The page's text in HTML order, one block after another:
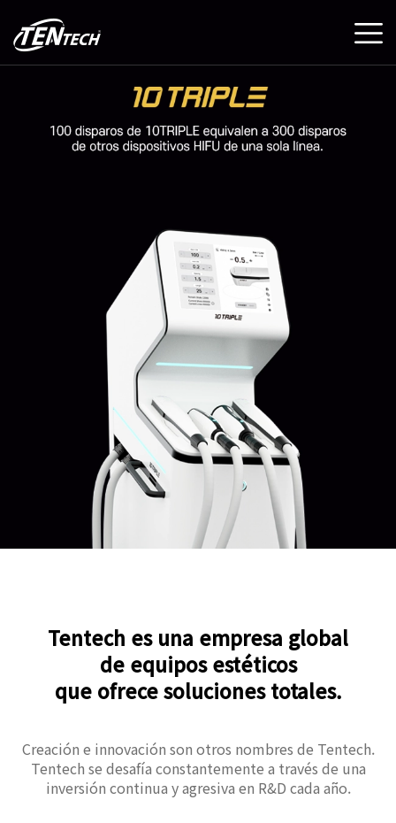
Tentech es una empresa global
de equipos estéticos
que ofrece soluciones totales.
Creación e innovación son otros nombres de Tentech.
Tentech se desafía constantemente a través de una
inversión continua y agresiva en R&D cada año.